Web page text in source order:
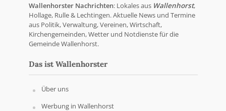
Wallenhorster Nachrichten: Lokales aus Wallenhorst,
Hollage, Rulle & Lechtingen. Aktuelle News und Termine
aus Politik, Verwaltung, Vereinen, Wirtschaft,
Kirchengemeinden, Wetter und Notdienste für die
Gemeinde Wallenhorst.
Das ist Wallenhorster
Über uns
Werbung in Wallenhorst